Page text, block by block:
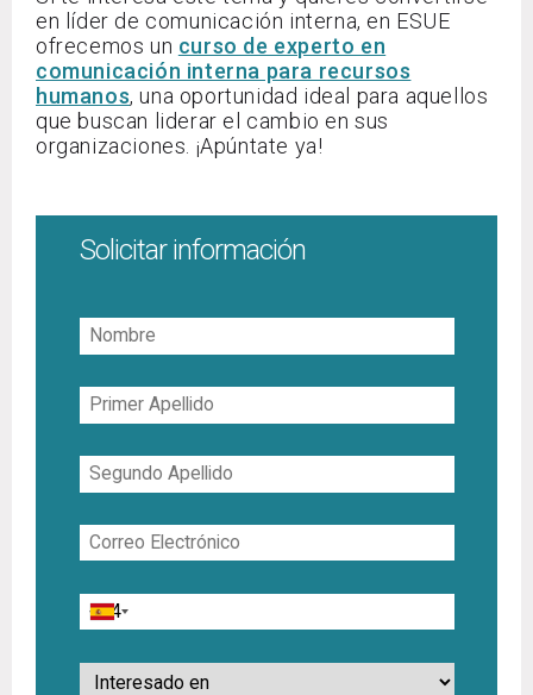
en líder de comunicación interna, en ESUE
ofrecemos un curso de experto en
comunicación interna para recursos
humanos, una oportunidad ideal para aquellos
que buscan liderar el cambio en sus
organizaciones. ¡Apúntate ya!
Solicitar información
Nombre
Primer
Apellido
Segundo
Apellido
Correo
Electrónico
Teléfono
Interesado